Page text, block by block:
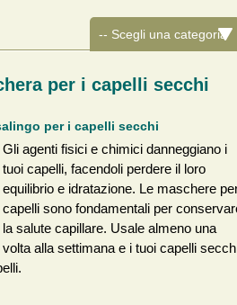
per i capelli secchi
per i capelli secchi
Gli agenti fisici e chimici danneggiano i
tuoi capelli, facendoli perdere il loro
equilibrio e idratazione. Le maschere
capelli sono fondamentali per
la salute capillare. Usale almeno una
volta alla settimana e i tuoi capelli